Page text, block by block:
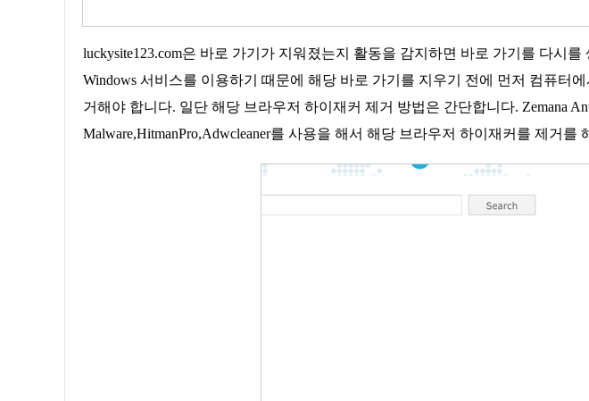
luckysite123.com은 바로 가기가 지워졌는지 활동을 감지하면 바로 가기를 다시
Windows 서비스를 이용하기 때문에 해당 바로 가기를 지우기 전에 먼저 컴퓨터
거해야 합니다. 일단 해당 브라우저 하이재커 제거 방법은 간단합니다. Zemana
Malware,HitmanPro,Adwcleaner를 사용을 해서 해당 브라우저 하이재커를 제거를